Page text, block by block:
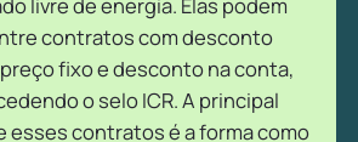
contratos com desconto
fixo e desconto na conta,
o selo ICR. A principal
esses contratos é a forma como